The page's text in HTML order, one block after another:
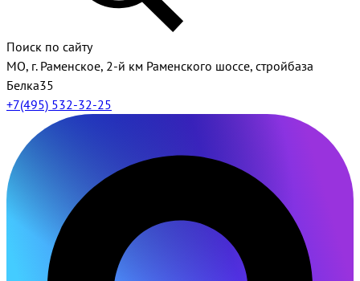
Поиск по сайту
МО, г. Раменское, 2-й км Раменского шоссе, стройбаза
Белка35
+7(495) 532-32-25